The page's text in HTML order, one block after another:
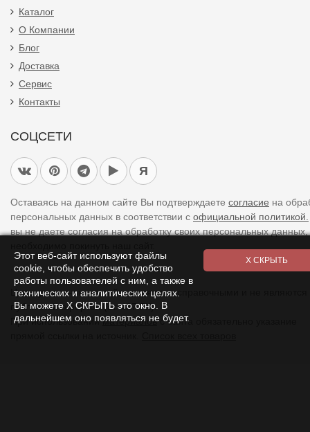
Каталог
О Компании
Блог
Доставка
Сервис
Контакты
СОЦСЕТИ
Я
Оставаясь на данном сайте Вы подтверждаете согласие на
персональных данных в соответствии с официальной политикой.
вы не даете согласия на обработку своих персональных
Цены указанные на сайте являются справочными и не являются
публичной офертой (ст. 437 ГК).
При использованииматериаловс сайта обязательно указание
Этот веб-сайт используют файлы
cookie, чтобы обеспечить удобство
работы пользователей с ним, а также в
технических и аналитических целях.
Вы можете Х СКРЫТЬ это окно. В
дальнейшем оно появляться не будет.